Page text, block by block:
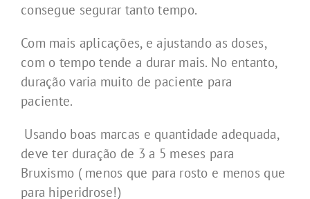
consegue segurar tanto tempo.
Com mais aplicações, e ajustando as doses,
com o tempo tende a durar mais. No entanto,
duração varia muito de paciente para
paciente.
Usando boas marcas e quantidade adequada,
deve ter duração de 3 a 5 meses para
Bruxismo ( menos que para rosto e menos que
para hiperidrose!)